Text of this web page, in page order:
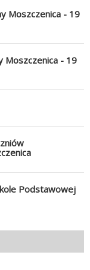
Moszczenica - 19
Moszczenica - 19
Podstawowej